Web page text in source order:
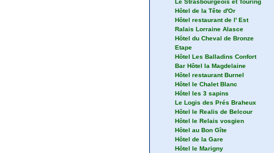
Le Strasbourgeois et Touring
Hôtel de la Tête d'Or
Hôtel restaurant de l' Est
Ralais Lorraine Alasce
Hôtel du Cheval de Bronze
Etape
Hôtel Les Balladins Confort
Bar Hôtel la Magdelaine
Hôtel restaurant Burnel
Hôtel le Chalet Blanc
Hôtel les 3 sapins
Le Logis des Prés Braheux
Hôtel le Realis de Belcour
Hôtel le Relais vosgien
Hôtel au Bon Gîte
Hôtel de la Gare
Hôtel le Marigny